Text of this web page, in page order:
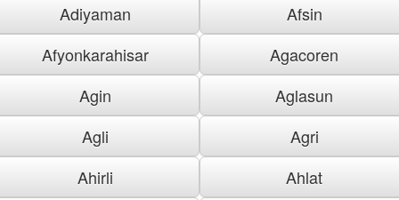
Adiyaman
Afsin
Afyonkarahisar
Agacoren
Agin
Aglasun
Agli
Agri
Ahirli
Ahlat